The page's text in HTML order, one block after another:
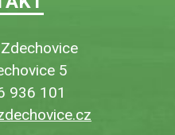
5
936 101